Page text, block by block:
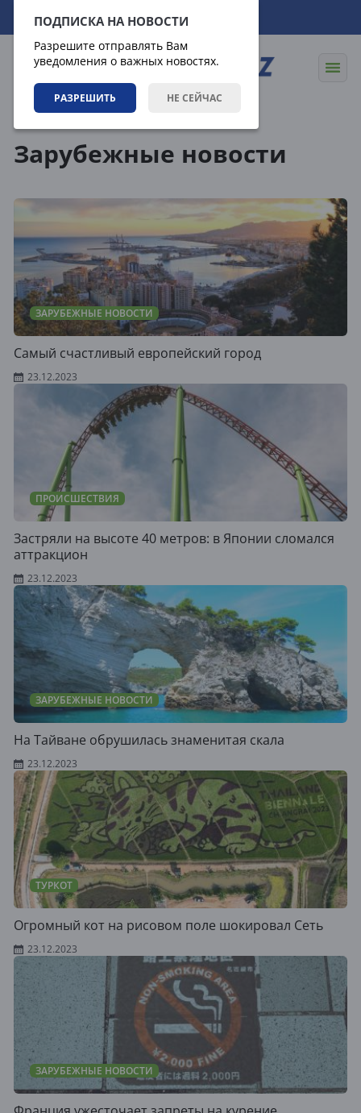
ПОДПИСКА НА НОВОСТИ
Разрешите отправлять Вам
уведомления о важных новостях.
РАЗРЕШИТЬ НЕ СЕЙЧАС
07.08.2026 01:33:25
Зарубежные новости
ЗАРУБЕЖНЫЕ НОВОСТИ
Самый счастливый европейский город
23.12.2023
ПРОИСШЕСТВИЯ
Застряли на высоте 40 метров: в Японии сломался
аттракцион
23.12.2023
ЗАРУБЕЖНЫЕ НОВОСТИ
На Тайване обрушилась знаменитая скала
23.12.2023
ТУРКОТ
Огромный кот на рисовом поле шокировал Сеть
23.12.2023
ЗАРУБЕЖНЫЕ НОВОСТИ